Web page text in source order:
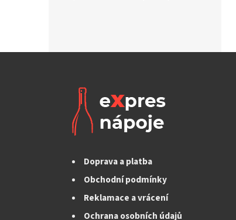
Doprava a platba
Obchodní podmínky
Reklamace a vrácení
Ochrana osobních údajů